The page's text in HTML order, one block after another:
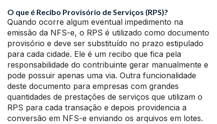
O que é Recibo Provisório de Serviços (RPS)?
Quando ocorre algum eventual impedimento na
emissão da NFS-e, o RPS é utilizado como documento
provisório e deve ser substituído no prazo estipulado
para cada cidade. Ele é um recibo que fica pela
responsabilidade do contribuinte gerar manualmente e
pode possuir apenas uma via. Outra funcionalidade
deste documento para empresas com grandes
quantidades de prestações de serviços que utilizam o
RPS para cada transação e depois providencia a
conversão em NFS-e enviando os arquivos em lotes.